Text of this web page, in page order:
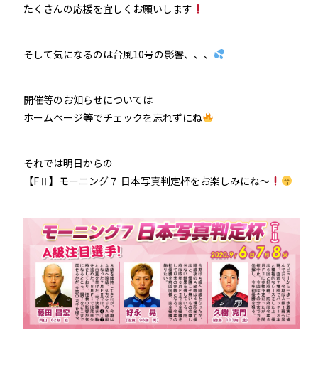
たくさんの応援を宜しくお願いします
そして気になるのは台風10号の影響、、、
開催等のお知らせについては
ホームページ等でチェックを忘れずにね
それでは明日からの
【FⅡ】モーニング７ 日本写真判定杯をお楽しみにね〜